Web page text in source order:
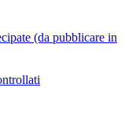
(da pubblicare in